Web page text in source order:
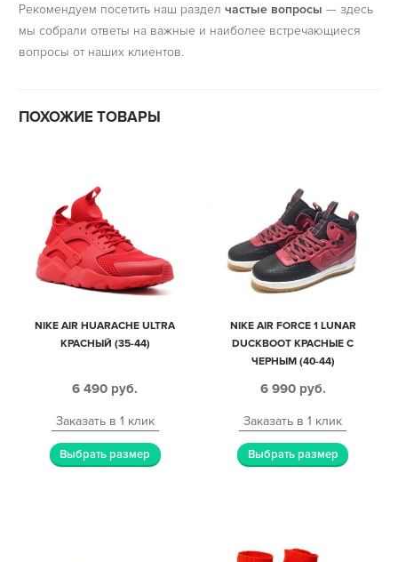
Рекомендуем посетить наш раздел частые вопросы — здесь
мы собрали ответы на важные и наиболее встречающиеся
вопросы от наших клиентов.
ПОХОЖИЕ ТОВАРЫ
NIKE AIR HUARACHE ULTRA
КРАСНЫЙ (35-44)
6 490 руб.
Заказать в 1 клик
Выбрать размер
NIKE AIR FORCE 1 LUNAR
DUCKBOOT КРАСНЫЕ С
ЧЕРНЫМ (40-44)
6 990 руб.
Заказать в 1 клик
Выбрать размер